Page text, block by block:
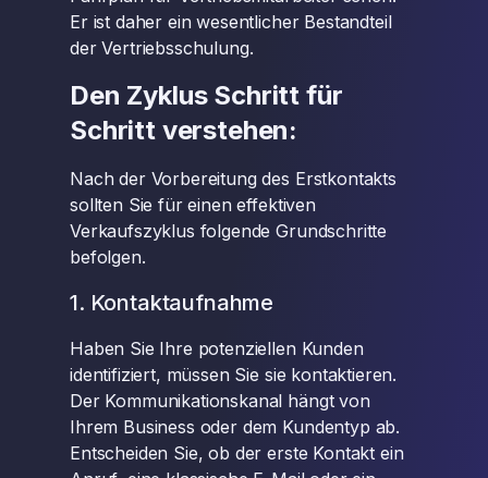
Er ist daher ein wesentlicher Bestandteil
der Vertriebsschulung.
Den Zyklus Schritt für
Schritt verstehen:
Nach der Vorbereitung des Erstkontakts
sollten Sie für einen effektiven
Verkaufszyklus folgende Grundschritte
befolgen.
1. Kontaktaufnahme
Haben Sie Ihre potenziellen Kunden
identifiziert, müssen Sie sie kontaktieren.
Der Kommunikationskanal hängt von
Ihrem Business oder dem Kundentyp ab.
Entscheiden Sie, ob der erste Kontakt ein